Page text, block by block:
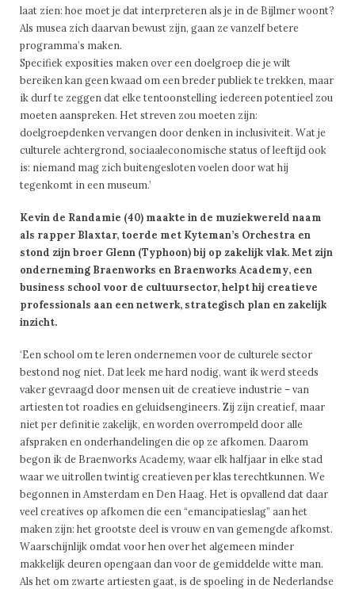
laat zien: hoe moet je dat interpreteren als je in de Bijlmer woont?
Als musea zich daarvan bewust zijn, gaan ze vanzelf betere
programma’s maken.
Specifiek exposities maken over een doelgroep die je wilt
bereiken kan geen kwaad om een breder publiek te trekken, maar
ik durf te zeggen dat elke tentoonstelling iedereen potentieel zou
moeten aanspreken. Het streven zou moeten zijn:
doelgroepdenken vervangen door denken in inclusiviteit. Wat je
culturele achtergrond, sociaaleconomische status of leeftijd ook
is: niemand mag zich buitengesloten voelen door wat hij
tegenkomt in een museum.’
Kevin de Randamie (40) maakte in de muziekwereld naam
als rapper Blaxtar, toerde met Kyteman’s Orchestra en
stond zijn broer Glenn (Typhoon) bij op zakelijk vlak. Met zijn
onderneming Braenworks en Braenworks Academy, een
business school voor de cultuursector, helpt hij creatieve
professionals aan een netwerk, strategisch plan en zakelijk
inzicht.
‘Een school om te leren ondernemen voor de culturele sector
bestond nog niet. Dat leek me hard nodig, want ik werd steeds
vaker gevraagd door mensen uit de creatieve industrie – van
artiesten tot roadies en geluidsengineers. Zij zijn creatief, maar
niet per definitie zakelijk, en worden overrompeld door alle
afspraken en onderhandelingen die op ze afkomen. Daarom
begon ik de Braenworks Academy, waar elk halfjaar in elke stad
waar we uitrollen twintig creatieven per klas terechtkunnen. We
begonnen in Amsterdam en Den Haag. Het is opvallend dat daar
veel creatives op afkomen die een “emancipatieslag” aan het
maken zijn: het grootste deel is vrouw en van gemengde afkomst.
Waarschijnlijk omdat voor hen over het algemeen minder
makkelijk deuren opengaan dan voor de gemiddelde witte man.
Als het om zwarte artiesten gaat, is de spoeling in de Nederlandse